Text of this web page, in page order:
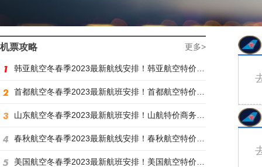
机票攻略 更多>
韩亚航空冬春季2023最新航线安排！韩亚航空特价商务舱预订火热抢购中
首都航空冬春季2023最新航班安排！首都航空特价商务舱火热抢购中
山东航空冬春季2023最新航班安排！山航特价商务舱火热抢购中
春秋航空冬春季2023最新航线安排！春秋航空特价商务舱找炫飞
美国航空冬春季2023最新航班安排！美国航空特价商务舱火热抢购中